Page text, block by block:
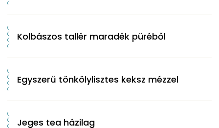
Kolbászos tallér maradék püréből
Egyszerű tönkölylisztes keksz mézzel
Jeges tea házilag